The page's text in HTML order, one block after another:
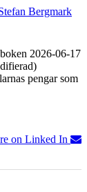
Bergmark
2026-06-17
pengar som
on Linked In